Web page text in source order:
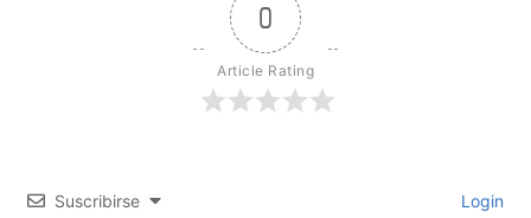
0
Article Rating
Suscribirse Login